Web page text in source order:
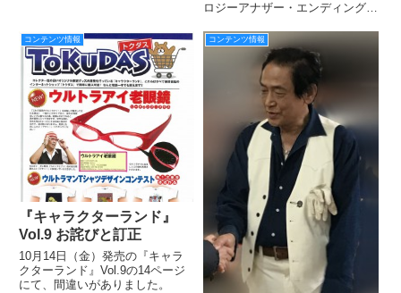
お二人からスペシャル動画
も!!
ロジーアナザー・エンディング』
イブ＆スナイプ』から、W主演の
瀬戸利樹さん（鏡飛彩／ブレイブ
役）＆松本享恭さん（花家大我／
スナイプ役）対談を掲載！
コンテンツ情報
『キャラクターランド』
Vol.9 お詫びと訂正
10月14日（金）発売の『キャラ
クターランド』Vol.9の14ページ
にて、間違いがありました。
コンテンツ情報